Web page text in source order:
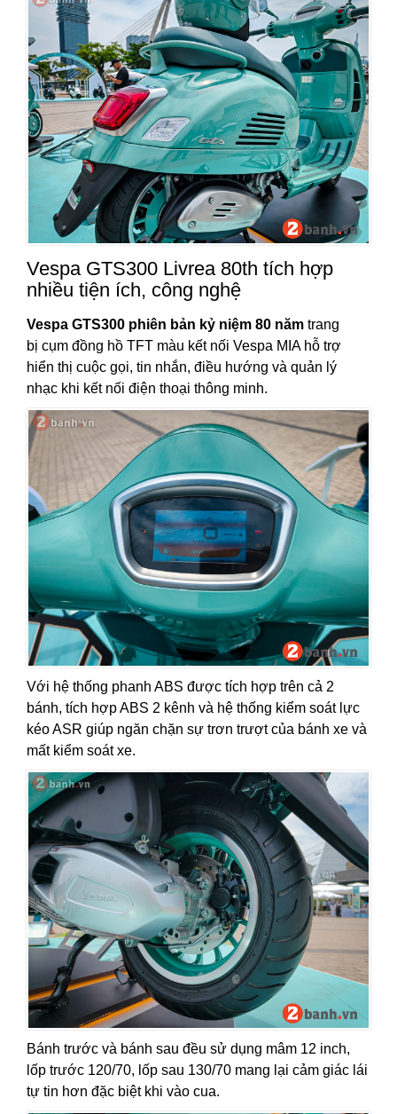
Vespa GTS300 Livrea 80th tích hợp
nhiều tiện ích, công nghệ
Vespa GTS300 phiên bản kỷ niệm 80 năm trang
bị cụm đồng hồ TFT màu kết nối Vespa MIA hỗ trợ
hiển thị cuộc gọi, tin nhắn, điều hướng và quản lý
nhạc khi kết nối điện thoại thông minh.
Với hệ thống phanh ABS được tích hợp trên cả 2
bánh, tích hợp ABS 2 kênh và hệ thống kiểm soát lực
kéo ASR giúp ngăn chặn sự trơn trượt của bánh xe và
mất kiểm soát xe.
Bánh trước và bánh sau đều sử dụng mâm 12 inch,
lốp trước 120/70, lốp sau 130/70 mang lại cảm giác lái
tự tin hơn đặc biệt khi vào cua.